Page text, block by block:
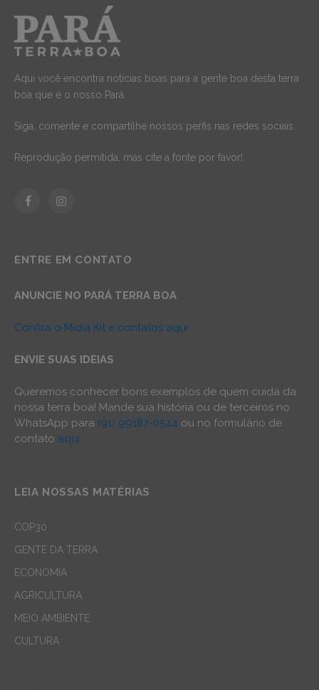
Aqui você encontra notícias boas para a gente boa desta terra
boa que é o nosso Pará.
Siga, comente e compartilhe nossos perfis nas redes sociais.
Reprodução permitida, mas cite a fonte por favor!
FacebookInstagram
ENTRE EM CONTATO
ANUNCIE NO PARÁ TERRA BOA
Confira o Mídia Kit e contatos aqui
ENVIE SUAS IDEIAS
Queremos conhecer bons exemplos de quem cuida da
nossa terra boa! Mande sua história ou de terceiros no
WhatsApp para (91) 99187-0544 ou no formulário de
contato aqui.
LEIA NOSSAS MATÉRIAS
COP30
GENTE DA TERRA
ECONOMIA
AGRICULTURA
MEIO AMBIENTE
CULTURA